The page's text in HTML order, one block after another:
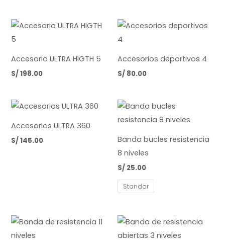
Accesorio ULTRA HIGTH 5
S/198.00
Accesorios deportivos 4
S/ 80.00
Accesorios ULTRA 360
S/145.00
Banda bucles resistencia
8 niveles
S/ 25.00
Standar